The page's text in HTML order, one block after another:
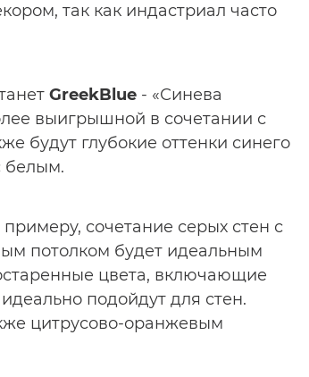
так как индастриал часто
GreekBlue - «Синева
выигрышной в сочетании с
будут глубокие оттенки синего
белым.
примеру, сочетание серых стен с
потолком будет идеальным
цвета, включающие
подойдут для стен.
цитрусово-оранжевым